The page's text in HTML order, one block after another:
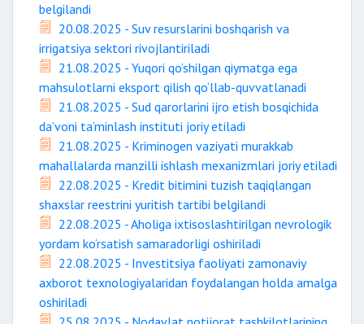
belgilandi
20.08.2025 - Suv resurslarini boshqarish va
irrigatsiya sektori rivojlantiriladi
21.08.2025 - Yuqori qo‘shilgan qiymatga ega
mahsulotlarni eksport qilish qo‘llab-quvvatlanadi
21.08.2025 - Sud qarorlarini ijro etish bosqichida
da’voni ta’minlash instituti joriy etiladi
21.08.2025 - Kriminogen vaziyati murakkab
mahallalarda manzilli ishlash mexanizmlari joriy etiladi
22.08.2025 - Kredit bitimini tuzish taqiqlangan
shaxslar reestrini yuritish tartibi belgilandi
22.08.2025 - Aholiga ixtisoslashtirilgan nevrologik
yordam ko‘rsatish samaradorligi oshiriladi
22.08.2025 - Investitsiya faoliyati zamonaviy
axborot texnologiyalaridan foydalangan holda amalga
oshiriladi